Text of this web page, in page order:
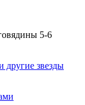
5-6
другие звезды